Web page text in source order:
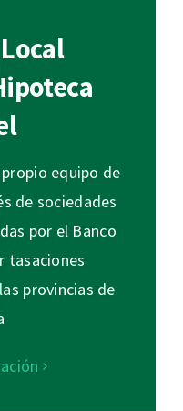
equipo de
de sociedades
por el Banco
tasaciones
provincias de